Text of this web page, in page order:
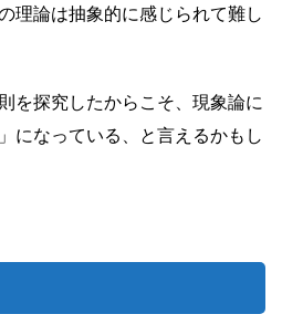
理論は抽象的に感じられて難し
を探究したからこそ、現象論に
になっている、と言えるかもし